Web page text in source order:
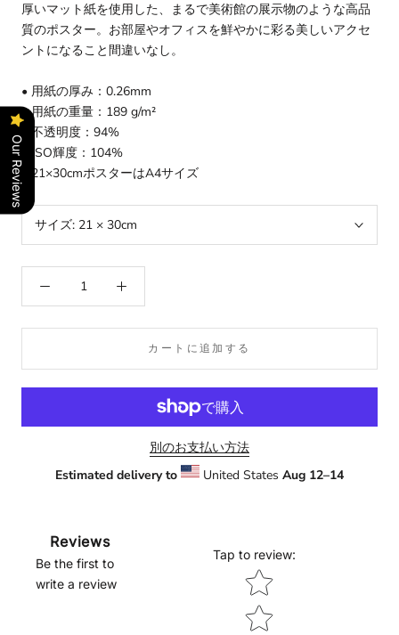
厚いマット紙を使用した、まるで美術館の展示物のような高品
質のポスター。お部屋やオフィスを鮮やかに彩る美しいアクセ
ントになること間違いなし。
• 用紙の厚み：0.26mm
• 用紙の重量：189 g/m²
• 不透明度：94%
• ISO輝度：104%
• 21×30cmポスターはA4サイズ
サイズ: 21 × 30cm
カートに追加する
別のお支払い方法
Estimated delivery to
United States Aug 12⁠–14
Reviews
Be the first to
write a review
Tap to review:
Star rating
Our Reviews